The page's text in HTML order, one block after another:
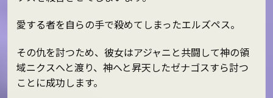
愛する者を自らの手で殺めてしまったエルズペス。
その仇を討つため、彼女はアジャニと共闘して神の領
域ニクスへと渡り、神へと昇天したゼナゴスすら討つ
ことに成功します。